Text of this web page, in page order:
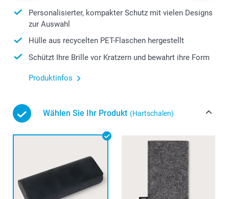
Personalisierter, kompakter Schutz mit vielen Designs
zur Auswahl
Hülle aus recycelten PET-Flaschen hergestellt
Schützt Ihre Brille vor Kratzern und bewahrt ihre Form
Produktinfos
Wählen Sie Ihr Produkt (Hartschalen)